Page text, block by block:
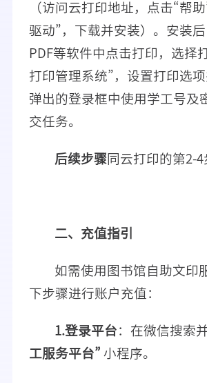
（访问云打印地址，点击“帮
驱动”，下载并安装）。安装后
PDF等软件中点击打印，选择
打印管理系统”，设置打印选
弹出的登录框中使用学工号及
交任务。
后续步骤 同云打印的第2-4
二、充值指引
如需使用图书馆自助文印
下步骤进行账户充值：
1.登录平台 ：在微信搜索
工服务平台” 小程序。